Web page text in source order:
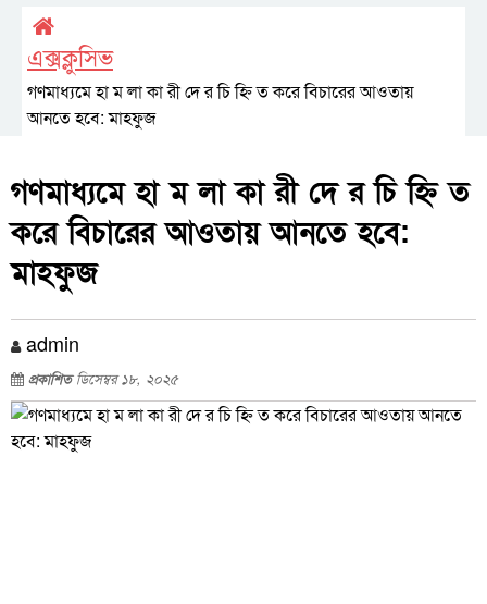
এক্সক্লুসিভ
গণমাধ্যমে হা ম লা কা রী দে র চি হ্নি ত করে বিচারের আওতায়
আনতে হবে: মাহফুজ
গণমাধ্যমে হা ম লা কা রী দে র চি হ্নি ত
করে বিচারের আওতায় আনতে হবে:
মাহফুজ
admin
প্রকাশিতডিসেম্বর ১৮, ২০২৫